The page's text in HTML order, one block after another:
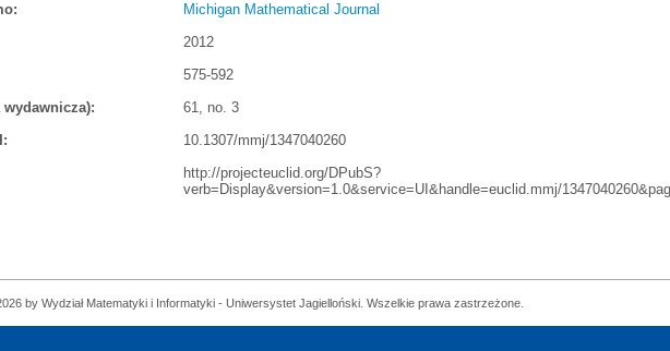
Michigan Mathematical Journal
2012
575-592
wydawnicza):
61, no. 3
10.1307/mmj/1347040260
http://projecteuclid.org/DPubS?
verb=Display&version=1.0&service=UI&handle=euclid.mmj/
by Wydział Matematyki i Informatyki - Uniwersystet Jagielloński. Wszelkie prawa zastrzeżone.